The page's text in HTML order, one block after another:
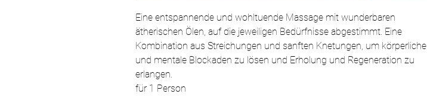
Eine entspannende und wohltuende Massage mit wunderbaren
ätherischen Ölen, auf die jeweiligen Bedürfnisse abgestimmt. Eine
Kombination aus Streichungen und sanften Knetungen, um körperliche
und mentale Blockaden zu lösen und Erholung und Regeneration zu
erlangen.
für 1 Person